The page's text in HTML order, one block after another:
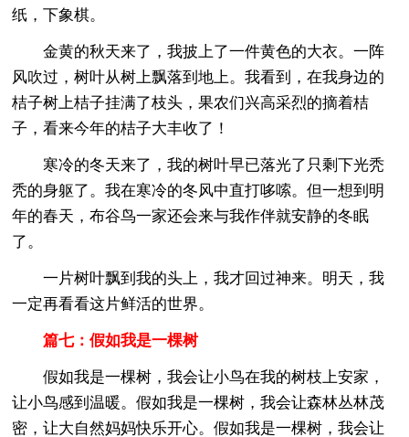
纸，下象棋。
金黄的秋天来了，我披上了一件黄色的大衣。一阵
风吹过，树叶从树上飘落到地上。我看到，在我身边的
桔子树上桔子挂满了枝头，果农们兴高采烈的摘着桔
子，看来今年的桔子大丰收了！
寒冷的冬天来了，我的树叶早已落光了只剩下光秃
秃的身躯了。我在寒冷的冬风中直打哆嗦。但一想到明
年的春天，布谷鸟一家还会来与我作伴就安静的冬眠
了。
一片树叶飘到我的头上，我才回过神来。明天，我
一定再看看这片鲜活的世界。
篇七：假如我是一棵树
假如我是一棵树，我会让小鸟在我的树枝上安家，
让小鸟感到温暖。假如我是一棵树，我会让森林丛林茂
密，让大自然妈妈快乐开心。假如我是一棵树，我会让